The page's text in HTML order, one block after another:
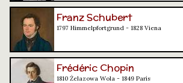
Franz Schubert
1797 Himmelpfortgrund - 1828 Viena
Frédéric Chopin
1810 Żelazowa Wola - 1849 París